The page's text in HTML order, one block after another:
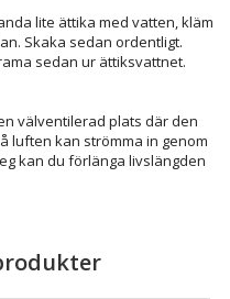
lite ättika med vatten, kläm
Skaka sedan ordentligt.
sedan ur ättiksvattnet.
välventilerad plats där den
luften kan strömma in genom
kan du förlänga livslängden